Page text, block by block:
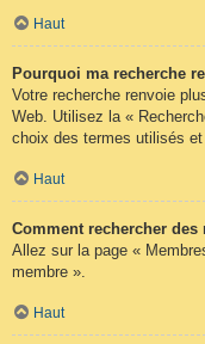
Haut
Pourquoi ma recherche
Votre recherche renvoie
Web. Utilisez la «
choix des termes utilisés
Haut
Comment rechercher des
Allez sur la page «
membre ».
Haut